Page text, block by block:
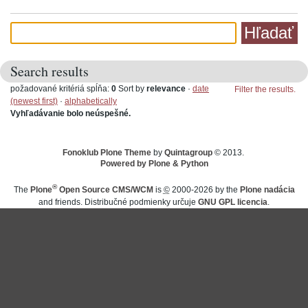
Search results
požadované kritériá spĺňa: 0 Filter the results.
Sort by relevance · date
(newest first) · alphabetically
Vyhľadávanie bolo neúspešné.
Fonoklub Plone Themeby Quintagroup© 2013.
Powered by Plone & Python
The Plone®Open Source CMS/WCM is ©2000-2026 by the Plone nadácia
and friends. Distribučné podmienky určuje GNU GPL licencia.